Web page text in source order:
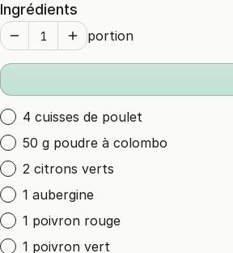
Ingrédients
portion
4 cuisses de poulet
50 g poudre à colombo
2 citrons verts
1 aubergine
1 poivron rouge
1 poivron vert